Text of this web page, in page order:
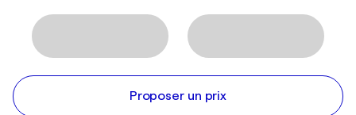
Proposer un prix